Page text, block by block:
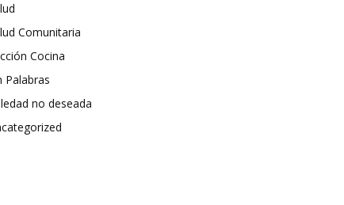
Comunitaria
Cocina
Palabras
no deseada